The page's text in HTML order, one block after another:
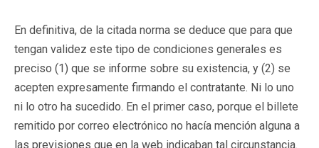
En definitiva, de la citada norma se deduce que para que
tengan validez este tipo de condiciones generales es
preciso (1) que se informe sobre su existencia, y (2) se
acepten expresamente firmando el contratante. Ni lo uno
ni lo otro ha sucedido. En el primer caso, porque el billete
remitido por correo electrónico no hacía mención alguna a
las previsiones que en la web indicaban tal circunstancia.